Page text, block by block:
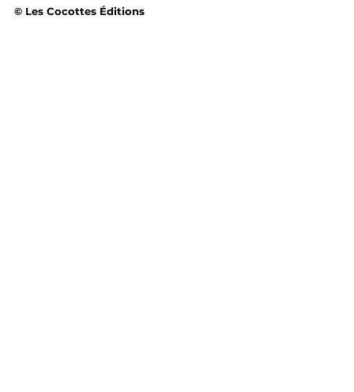
© Les Cocottes Éditions